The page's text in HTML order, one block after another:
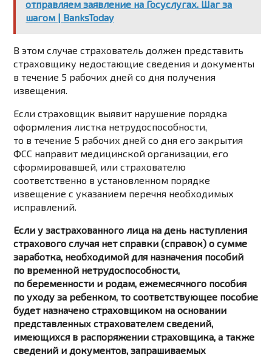
отправляем заявление на Госуслугах. Шаг за
шагом | BanksToday
В этом случае страхователь должен представить
страховщику недостающие сведения и документы
в течение 5 рабочих дней со дня получения
извещения.
Если страховщик выявит нарушение порядка
оформления листка нетрудоспособности,
то в течение 5 рабочих дней со дня его закрытия
ФСС направит медицинской организации, его
сформировавшей, или страхователю
соответственно в установленном порядке
извещение с указанием перечня необходимых
исправлений.
Если у застрахованного лица на день наступления
страхового случая нет справки (справок) о сумме
заработка, необходимой для назначения пособий
по временной нетрудоспособности,
по беременности и родам, ежемесячного пособия
по уходу за ребенком, то соответствующее пособие
будет назначено страховщиком на основании
представленных страхователем сведений,
имеющихся в распоряжении страховщика, а также
сведений и документов, запрашиваемых